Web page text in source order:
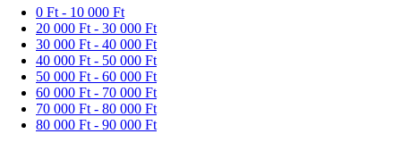
0 Ft - 10 000 Ft
20 000 Ft - 30 000 Ft
30 000 Ft - 40 000 Ft
40 000 Ft - 50 000 Ft
50 000 Ft - 60 000 Ft
60 000 Ft - 70 000 Ft
70 000 Ft - 80 000 Ft
80 000 Ft - 90 000 Ft